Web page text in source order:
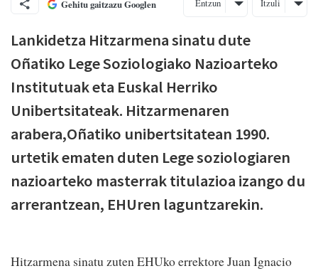
Gehitu gaitzazu Googlen Entzun Itzuli
Lankidetza Hitzarmena sinatu dute
Oñatiko Lege Soziologiako Nazioarteko
Institutuak eta Euskal Herriko
Unibertsitateak. Hitzarmenaren
arabera,Oñatiko unibertsitatean 1990.
urtetik ematen duten Lege soziologiaren
nazioarteko masterrak titulazioa izango du
arrerantzean, EHUren laguntzarekin.
Hitzarmena sinatu zuten EHUko errektore Juan Ignacio